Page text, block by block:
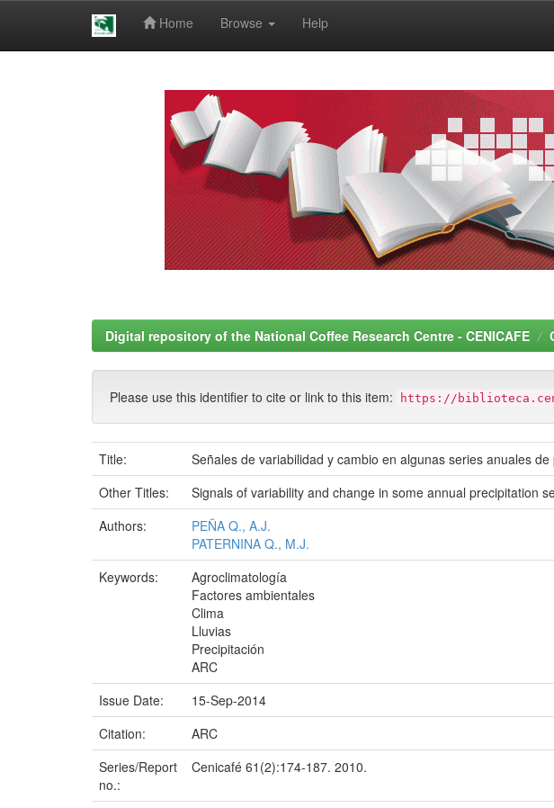
Home Browse Help
Digital repository of the National Coffee Research Centre - CENICAFE
Please use this identifier to cite or link to this item: https://
Title:
Señales de variabilidad y cambio en algunas series anuales
Other Titles:
Signals of variability and change in some annual precipitation
Authors:
PEÑA Q., A.J.
PATERNINA Q., M.J.
Keywords:
Agroclimatología
Factores ambientales
Clima
Lluvias
Precipitación
ARC
Issue Date:
15-Sep-2014
Citation:
ARC
Series/Report
no.:
Cenicafé 61(2):174-187. 2010.